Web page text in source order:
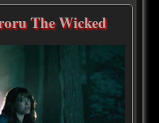
The Wicked